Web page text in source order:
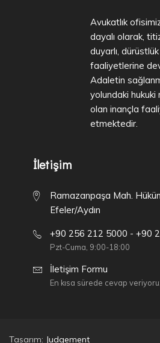
Avukatlık
dayalı olarak,
duyarlı,
faaliyetlerine
Adaletin
yolundaki
olan inançla
etmektedir.
İletişim
Ramazanpaşa Mah.
Efeler/Aydın
+90 256 212 5000 - +90
Pzt-Cuma, 9:00-18:00
İletişim Formu
En kısa sürede cevap
Tasarım: Judgement